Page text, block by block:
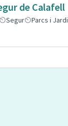
de Calafell
Segur
Parcs i